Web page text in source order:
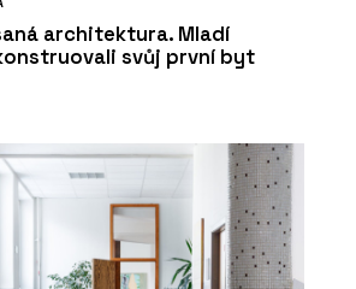
architektura. Mladí
svůj první byt